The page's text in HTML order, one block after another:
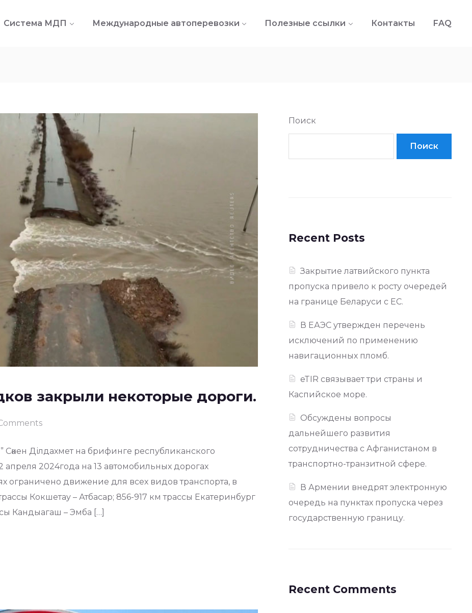
Система МДП Международные автоперевозки Полезные ссылки Контакты FAQ
закрыли некоторые дороги.
Сәкен Ділдахмет на брифинге республиканского
2024года на 13 автомобильных дорогах
ограничено движение для всех видов транспорта, в
Кокшетау – Атбасар; 856-917 км трассы Екатеринбург
Кандыагаш – Эмба […]
Поиск
Поиск
Recent Posts
Закрытие латвийского пункта
пропуска привело к росту очередей
на границе Беларуси с ЕС.
В ЕАЭС утвержден перечень
исключений по применению
навигационных пломб.
eTIR связывает три страны и
Каспийское море.
Обсуждены вопросы
дальнейшего развития
сотрудничества с Афганистаном в
транспортно-транзитной сфере.
В Армении внедрят электронную
очередь на пунктах пропуска через
государственную границу.
Recent Comments